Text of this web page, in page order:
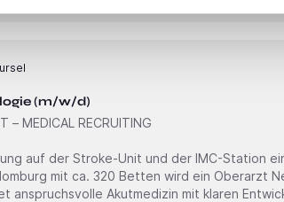
(m/w/d)
– MEDICAL RECRUITING
auf der Stroke-Unit und der IMC-Station
320 Betten wird ein Oberarzt Neurologie (m/w/d)
anspruchsvolle Akutmedizin mit klaren